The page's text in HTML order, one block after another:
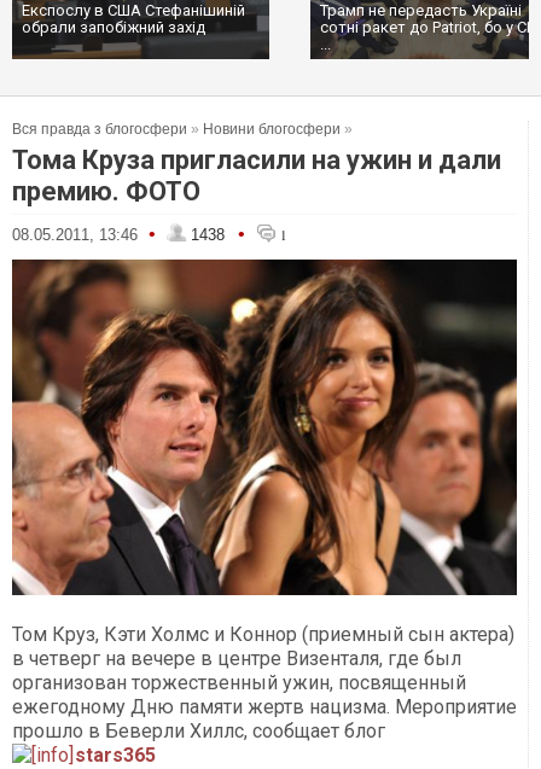
Трамп не передасть Україні
сотні ракет до Patriot, бо у США
Вибух у ресторані в Москві:
ціллю був головком ВКС
пр...
Вся правда з блогосфери » Новини блогосфери »
Тома Круза пригласили на ужин и дали
премию. ФОТО
08.05.2011, 13:46 • 1438 • 1
Том Круз, Кэти Холмс и Коннор (приемный сын актера)
в четверг на вечере в центре Визенталя, где был
организован торжественный ужин, посвященный
ежегодному Дню памяти жертв нацизма. Мероприятие
прошло в Беверли Хиллс, сообщает блог
stars365